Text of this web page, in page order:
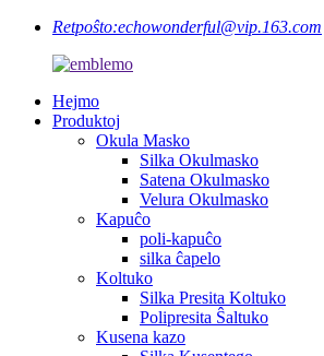
Retpoŝto:echowonderful@vip.163.com
Hejmo
Produktoj
Okula Masko
Silka Okulmasko
Satena Okulmasko
Velura Okulmasko
Kapuĉo
poli-kapuĉo
silka ĉapelo
Koltuko
Silka Presita Koltuko
Polipresita Ŝaltuko
Kusena kazo